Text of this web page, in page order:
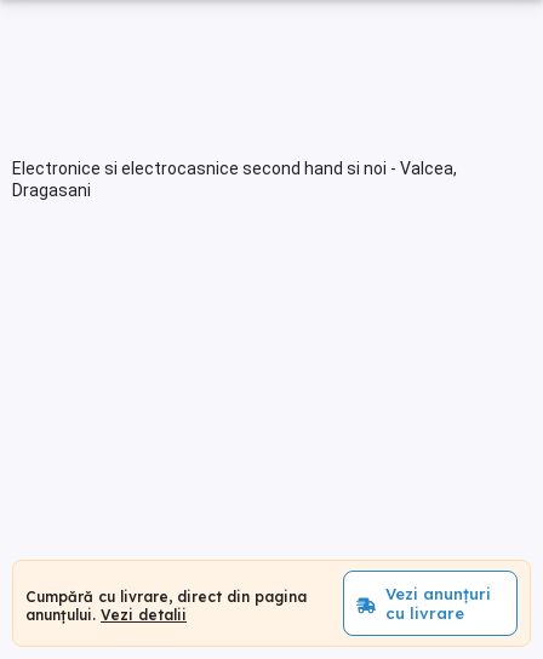
Electronice si electrocasnice second hand si noi - Valcea,
Dragasani
Cumpără cu livrare, direct din pagina
anunțului. Vezi detalii
Vezi anunțuri
cu livrare